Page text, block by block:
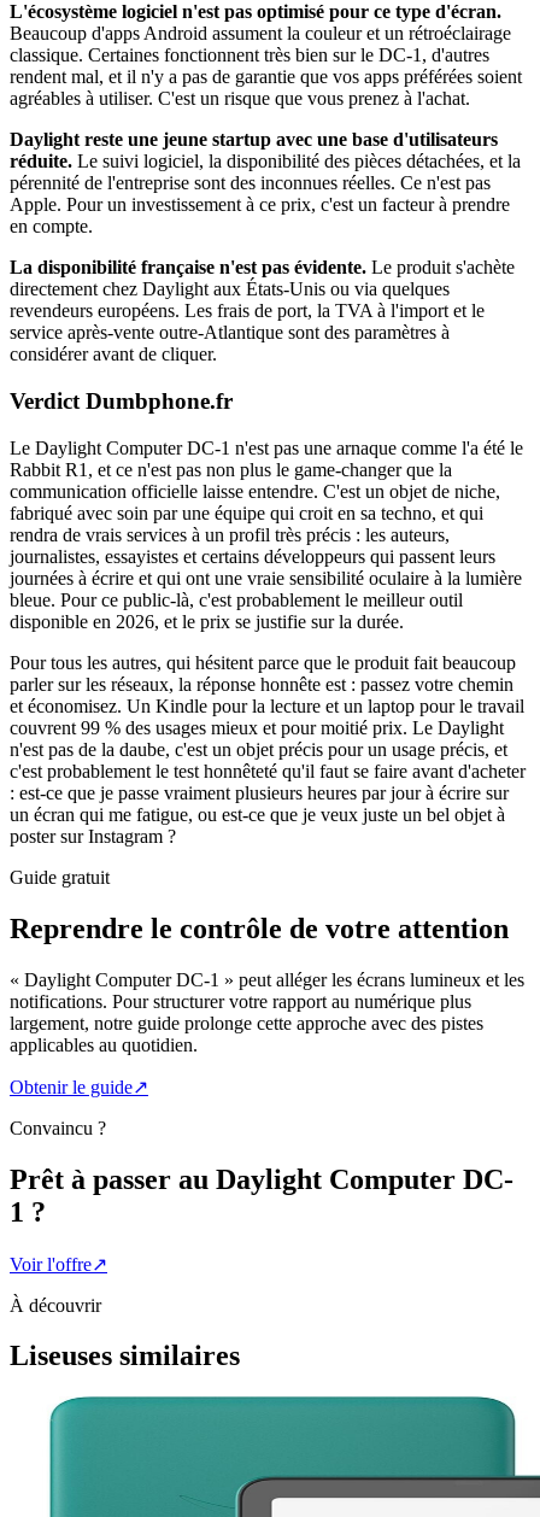
L'écosystème logiciel n'est pas optimisé pour ce type d'écran.
Beaucoup d'apps Android assument la couleur et un rétroéclairage
classique. Certaines fonctionnent très bien sur le DC-1, d'autres
rendent mal, et il n'y a pas de garantie que vos apps préférées soient
agréables à utiliser. C'est un risque que vous prenez à l'achat.
Daylight reste une jeune startup avec une base d'utilisateurs
réduite. Le suivi logiciel, la disponibilité des pièces détachées, et la
pérennité de l'entreprise sont des inconnues réelles. Ce n'est pas
Apple. Pour un investissement à ce prix, c'est un facteur à prendre
en compte.
La disponibilité française n'est pas évidente. Le produit s'achète
directement chez Daylight aux États-Unis ou via quelques
revendeurs européens. Les frais de port, la TVA à l'import et le
service après-vente outre-Atlantique sont des paramètres à
considérer avant de cliquer.
Verdict Dumbphone.fr
Le Daylight Computer DC-1 n'est pas une arnaque comme l'a été le
Rabbit R1, et ce n'est pas non plus le game-changer que la
communication officielle laisse entendre. C'est un objet de niche,
fabriqué avec soin par une équipe qui croit en sa techno, et qui
rendra de vrais services à un profil très précis : les auteurs,
journalistes, essayistes et certains développeurs qui passent leurs
journées à écrire et qui ont une vraie sensibilité oculaire à la lumière
bleue. Pour ce public-là, c'est probablement le meilleur outil
disponible en 2026, et le prix se justifie sur la durée.
Pour tous les autres, qui hésitent parce que le produit fait beaucoup
parler sur les réseaux, la réponse honnête est : passez votre chemin
et économisez. Un Kindle pour la lecture et un laptop pour le travail
couvrent 99 % des usages mieux et pour moitié prix. Le Daylight
n'est pas de la daube, c'est un objet précis pour un usage précis, et
c'est probablement le test honnêteté qu'il faut se faire avant d'acheter
: est-ce que je passe vraiment plusieurs heures par jour à écrire sur
un écran qui me fatigue, ou est-ce que je veux juste un bel objet à
poster sur Instagram ?
Guide gratuit
Reprendre le contrôle de votre attention
« Daylight Computer DC-1 » peut alléger les écrans lumineux et les
notifications. Pour structurer votre rapport au numérique plus
largement, notre guide prolonge cette approche avec des pistes
applicables au quotidien.
Obtenir le guide↗
Convaincu ?
Prêt à passer au Daylight Computer DC-
1 ?
Voir l'offre↗
À découvrir
Liseuses similaires